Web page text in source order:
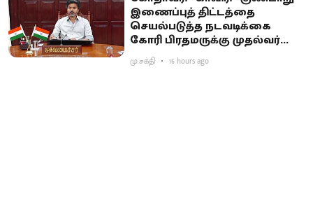
இணைப்புத் திட்டத்தை
செயல்படுத்த நடவடிக்கை
கோரி பிரதமருக்கு முதல்வர்
விஜய் கடிதம்
மு.சக்தி 16 hours ago